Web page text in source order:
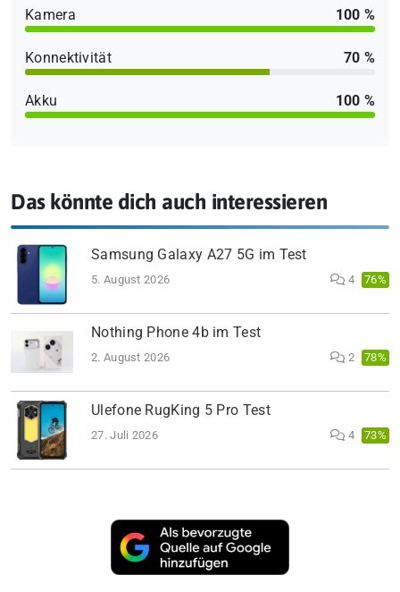
Kamera 100 %
Konnektivität 70 %
Akku 100 %
Das könnte dich auch interessieren
Samsung Galaxy A27 5G im Test
5. August 2026 4 76%
Nothing Phone 4b im Test
2. August 2026 2 78%
Ulefone RugKing 5 Pro Test
27. Juli 2026 4 73%